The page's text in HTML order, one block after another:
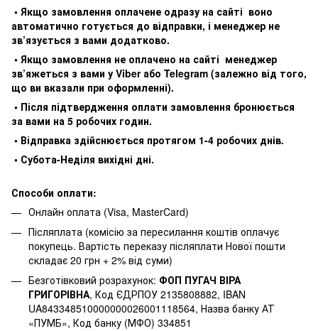
• Якщо замовлення оплачене одразу на сайті воно
автоматично готується до відправки, і менеджер не
зв’язується з вами додатково.
• Якщо замовлення не оплачено на сайті менеджер
зв’яжеться з вами у Viber або Telegram (залежно від того,
що ви вказали при оформленні).
• Після підтвердження оплати замовлення бронюється
за вами на 5 робочих годин.
• Відправка здійснюється протягом 1-4 робочих днів.
• Субота-Неділя вихідні дні.
Способи оплати:
Онлайн оплата (Visa, MasterCard)
Післяплата (комісію за пересилання коштів оплачує
покупець. Вартість переказу післяплати Нової пошти
складає 20 грн + 2% від суми)
Безготівковий розрахунок: ФОП ПУГАЧ ВІРА
ГРИГОРІВНА, Код ЄДРПОУ 2135808882, IBAN
UA843348510000000026001118564, Назва банку АТ
«ПУМБ», Код банку (МФО) 334851